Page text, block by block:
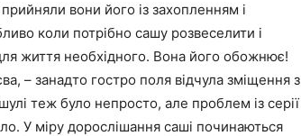
вони його із захопленням і
коли потрібно сашу розвеселити і
життя необхідного. Вона його обожнює!
– занадто гостро поля відчула зміщення з
теж було непросто, але проблем із серії
У міру дорослішання саші починаються